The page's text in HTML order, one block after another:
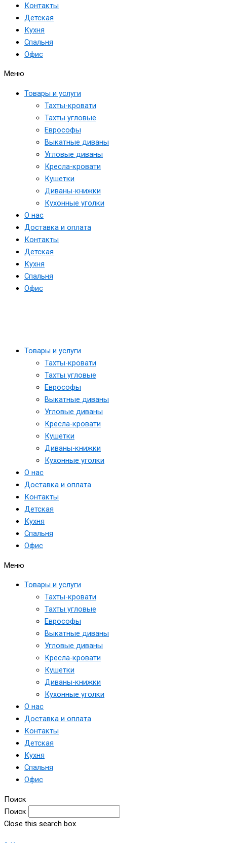
Контакты
Детская
Кухня
Спальня
Офис
Меню
Товары и услуги
Тахты-кровати
Тахты угловые
Еврософы
Выкатные диваны
Угловые диваны
Кресла-кровати
Кушетки
Диваны-книжки
Кухонные уголки
О нас
Доставка и оплата
Контакты
Детская
Кухня
Спальня
Офис
Товары и услуги
Тахты-кровати
Тахты угловые
Еврософы
Выкатные диваны
Угловые диваны
Кресла-кровати
Кушетки
Диваны-книжки
Кухонные уголки
О нас
Доставка и оплата
Контакты
Детская
Кухня
Спальня
Офис
Меню
Товары и услуги
Тахты-кровати
Тахты угловые
Еврософы
Выкатные диваны
Угловые диваны
Кресла-кровати
Кушетки
Диваны-книжки
Кухонные уголки
О нас
Доставка и оплата
Контакты
Детская
Кухня
Спальня
Офис
Поиск
Поиск
Close this search box.